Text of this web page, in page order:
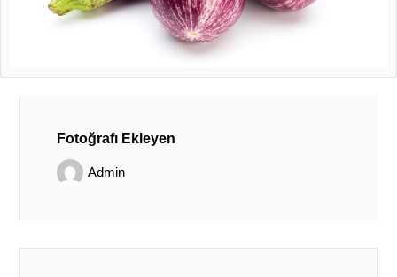
Fotoğrafı Ekleyen
Admin